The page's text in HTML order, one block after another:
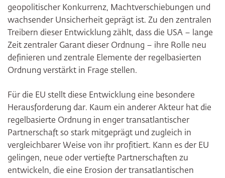
geopolitischer Konkurrenz, Machtverschiebungen und
wachsender Unsicherheit geprägt ist. Zu den zentralen
Treibern dieser Entwicklung zählt, dass die USA – lange
Zeit zentraler Garant dieser Ordnung – ihre Rolle neu
definieren und zentrale Elemente der regelbasierten
Ordnung verstärkt in Frage stellen.
Für die EU stellt diese Entwicklung eine besondere
Herausforderung dar. Kaum ein anderer Akteur hat die
regelbasierte Ordnung in enger transatlantischer
Partnerschaft so stark mitgeprägt und zugleich in
vergleichbarer Weise von ihr profitiert. Kann es der EU
gelingen, neue oder vertiefte Partnerschaften zu
entwickeln, die eine Erosion der transatlantischen